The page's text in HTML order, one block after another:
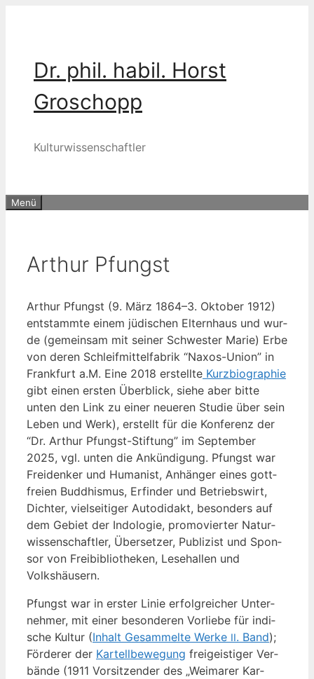
Dr. phil. habil. Horst
Groschopp
Kulturwissenschaftler
Menü
Arthur Pfungst
Arthur Pfungst (9. März 1864–3. Okto­ber 1912)
ent­stamm­te einem jüdi­schen Eltern­haus und wur­
de (gemein­sam mit sei­ner Schwes­ter Marie) Erbe
von deren Schleif­mit­tel­fa­brik “Naxos-Uni­on” in
Frank­furt a.M. Eine 2018 erstell­te Kurz­bio­gra­phie
gibt einen ers­ten Über­blick, sie­he aber bit­te
unten den Link zu einer neue­ren Stu­die über sein
Leben und Werk), erstellt für die Kon­fe­renz der
“Dr. Arthur Pfungst-Stif­tung” im Sep­tem­ber
2025, vgl. unten die Ankün­di­gung. Pfungst war
Frei­den­ker und Huma­nist, Anhän­ger eines gott­
frei­en Bud­dhis­mus, Erfin­der und Betriebs­wirt,
Dich­ter, viel­sei­ti­ger Auto­di­dakt, beson­ders auf
dem Gebiet der Indo­lo­gie, pro­mo­vier­ter Natur­
wis­sen­schaft­ler, Über­set­zer, Publi­zist und Spon­
sor von Frei­bi­blio­the­ken, Lese­hal­len und
Volkshäusern.
Pfungst war in ers­ter Linie erfolg­rei­cher Unter­
neh­mer, mit einer beson­de­ren Vor­lie­be für indi­
sche Kul­tur (Inhalt Gesam­mel­te Wer­ke II. Band);
För­de­rer der Kar­tell­be­we­gung frei­geis­ti­ger Ver­
bän­de (1911 Vor­sit­zen­der des „Wei­ma­rer Kar­